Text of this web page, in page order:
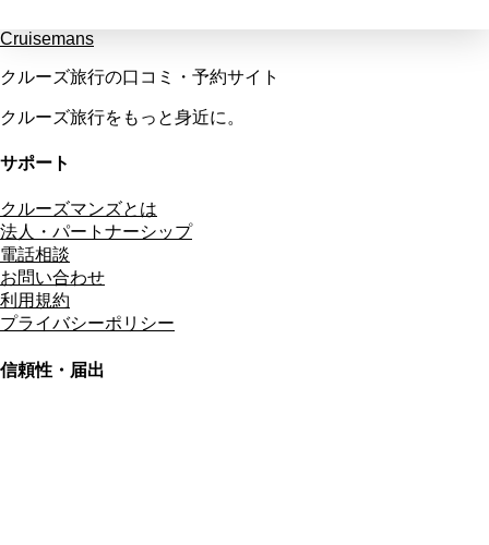
Cruisemans
クルーズ旅行の口コミ・予約サイト
クルーズ旅行をもっと身近に。
サポート
クルーズマンズとは
法人・パートナーシップ
電話相談
お問い合わせ
利用規約
プライバシーポリシー
信頼性・届出